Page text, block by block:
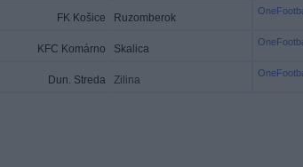
FK Košice Ruzomberok
KFC Komárno Skalica
Dun. Streda Zilina